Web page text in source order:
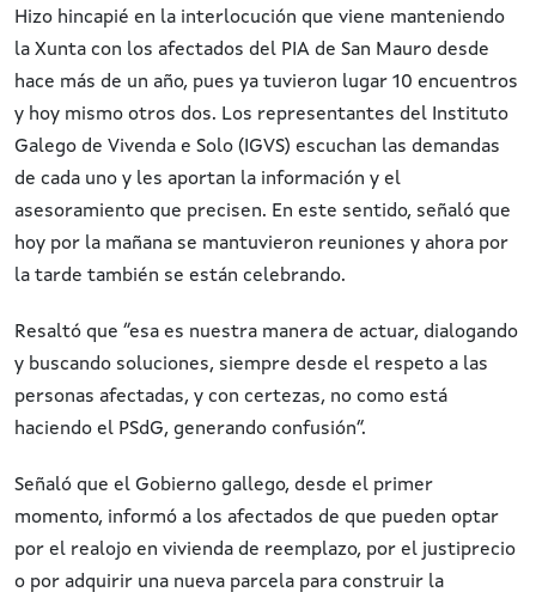
Hizo hincapié en la interlocución que viene manteniendo
la Xunta con los afectados del PIA de San Mauro desde
hace más de un año, pues ya tuvieron lugar 10 encuentros
y hoy mismo otros dos. Los representantes del Instituto
Galego de Vivenda e Solo (IGVS) escuchan las demandas
de cada uno y les aportan la información y el
asesoramiento que precisen. En este sentido, señaló que
hoy por la mañana se mantuvieron reuniones y ahora por
la tarde también se están celebrando.
Resaltó que “esa es nuestra manera de actuar, dialogando
y buscando soluciones, siempre desde el respeto a las
personas afectadas, y con certezas, no como está
haciendo el PSdG, generando confusión”.
Señaló que el Gobierno gallego, desde el primer
momento, informó a los afectados de que pueden optar
por el realojo en vivienda de reemplazo, por el justiprecio
o por adquirir una nueva parcela para construir la